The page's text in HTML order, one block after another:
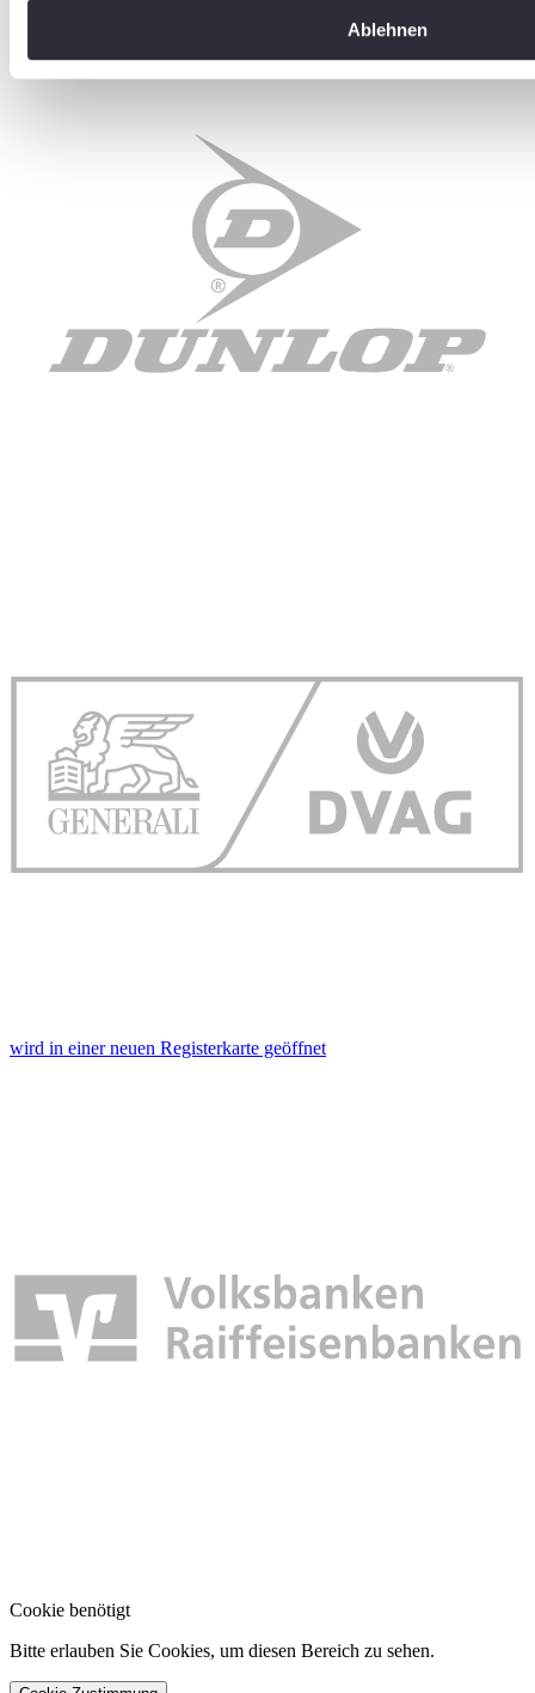
analysieren. Außerdem geben wir Informationen zu Ihrer
an unsere Partner für soziale Medien, Werbung und
führen diese Informationen möglicherweise mit weiteren
ihnen bereitgestellt haben oder die sie im Rahmen Ihrer
gesammelt haben. DieCookie-Einstellungen
Footer aufgerufen und angepasst werden.
Ablehnen
wird in einer neuen Registerkarte geöffnet
Cookie benötigt
Bitte erlauben Sie Cookies, um diesen Bereich zu sehen.